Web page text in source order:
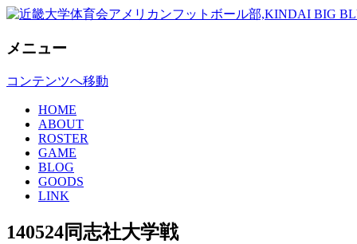
KINDAI BIG BLUE
メニュー
コンテンツへ移動
HOME
ABOUT
ROSTER
GAME
BLOG
GOODS
LINK
140524同志社大学戦